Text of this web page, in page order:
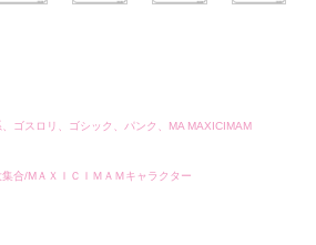
ゴスロリ、ゴシック、パンク、MA MAXICIMAM
合/MＡＸＩＣＩＭＡＭキャラクター